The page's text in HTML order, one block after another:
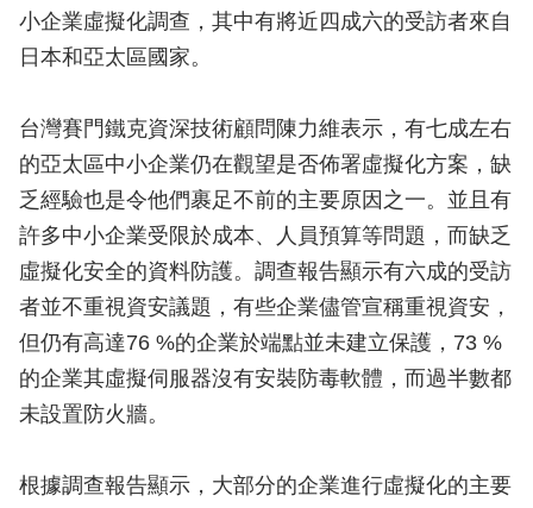
小企業虛擬化調查，其中有將近四成六的受訪者來自
日本和亞太區國家。
台灣賽門鐵克資深技術顧問陳力維表示，有七成左右
的亞太區中小企業仍在觀望是否佈署虛擬化方案，缺
乏經驗也是令他們裹足不前的主要原因之一。並且有
許多中小企業受限於成本、人員預算等問題，而缺乏
虛擬化安全的資料防護。調查報告顯示有六成的受訪
者並不重視資安議題，有些企業儘管宣稱重視資安，
但仍有高達76 %的企業於端點並未建立保護，73 %
的企業其虛擬伺服器沒有安裝防毒軟體，而過半數都
未設置防火牆。
根據調查報告顯示，大部分的企業進行虛擬化的主要